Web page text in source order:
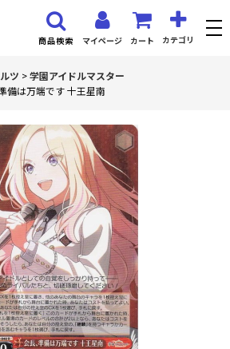
マイページ カート カテゴリ
商品検索
ツ >学園アイドルマスター
備は万端です 十王星南